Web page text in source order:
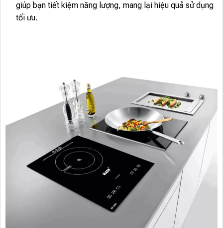
giúp bạn tiết kiệm năng lượng, mang lại hiệu quả sử dụng
tối ưu.